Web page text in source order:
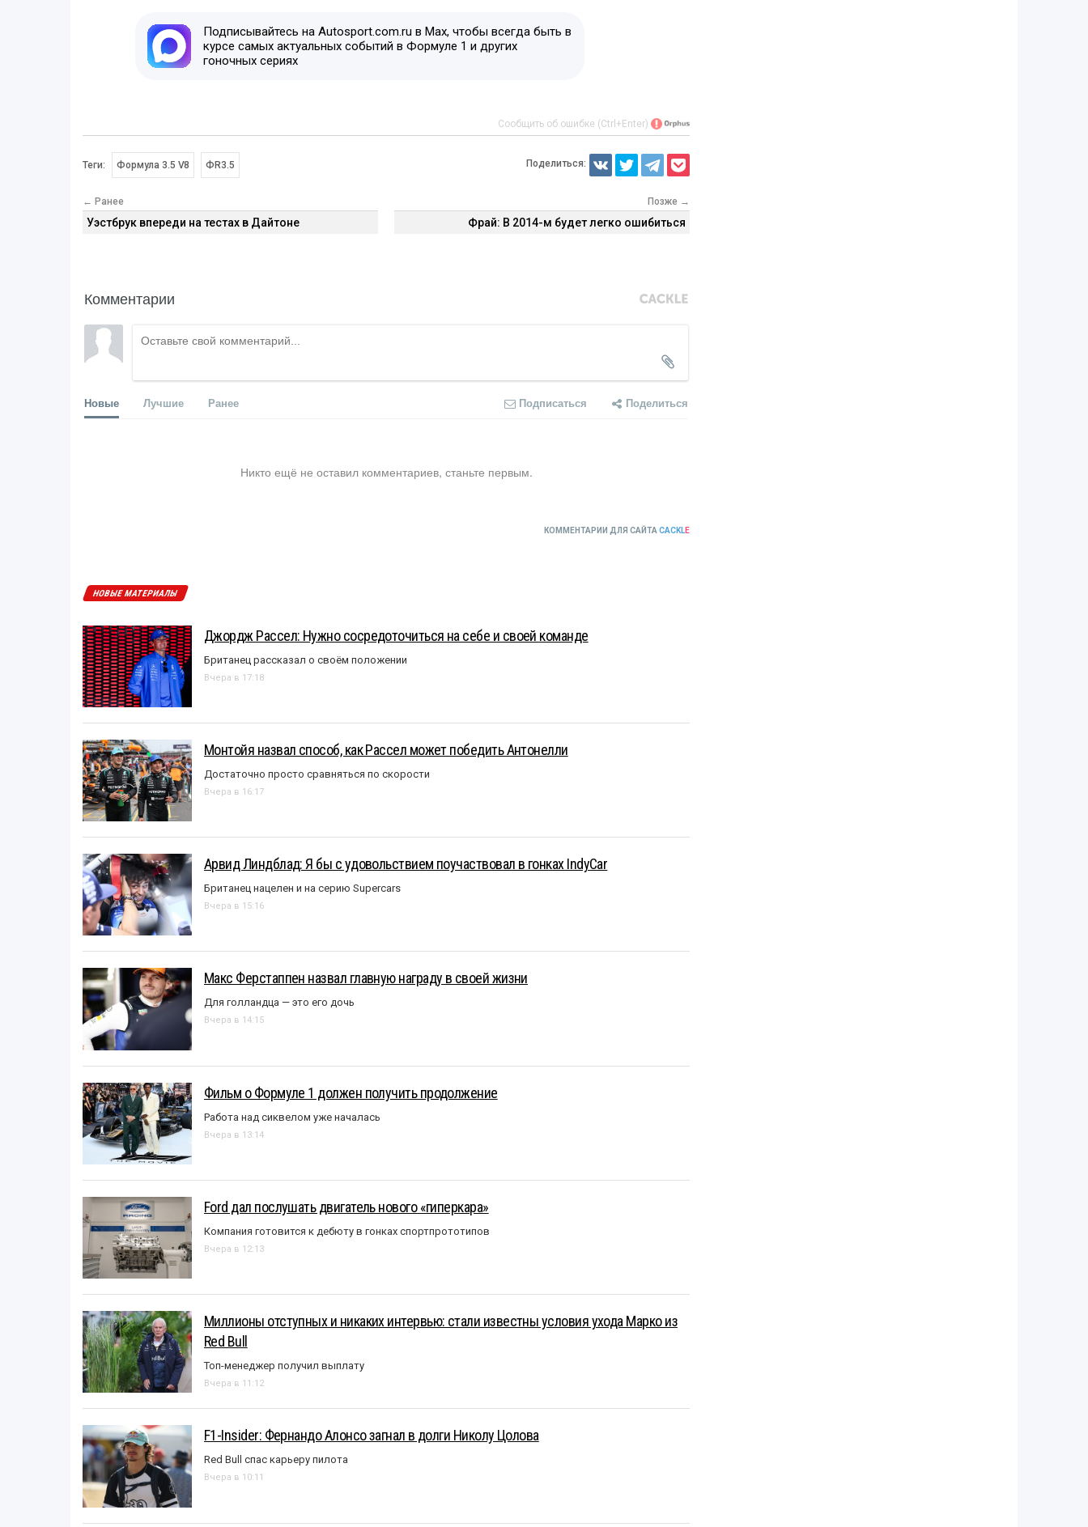
Подписывайтесь на Autosport.com.ru в Max, чтобы всегда быть в
курсе самых актуальных событий в Формуле 1 и других
гоночных сериях
Сообщить об ошибке (Ctrl+Enter)
Теги: Формула 3.5 V8 ФR3.5 Поделиться:
← Ранее
Уэстбрук впереди на тестах в Дайтоне
Позже →
Фрай: В 2014-м будет легко ошибиться
Комментарии
Новые Лучшие Ранее Подписаться Поделиться
Никто ещё не оставил комментариев, станьте первым.
КОММЕНТАРИИ ДЛЯ САЙТА CACKLE
НОВЫЕ МАТЕРИАЛЫ
Джордж Рассел: Нужно сосредоточиться на себе и своей команде
Британец рассказал о своём положении
Вчера в 17:18
Монтойя назвал способ, как Рассел может победить Антонелли
Достаточно просто сравняться по скорости
Вчера в 16:17
Арвид Линдблад: Я бы с удовольствием поучаствовал в гонках IndyCar
Британец нацелен и на серию Supercars
Вчера в 15:16
Макс Ферстаппен назвал главную награду в своей жизни
Для голландца — это его дочь
Вчера в 14:15
Фильм о Формуле 1 должен получить продолжение
Работа над сиквелом уже началась
Вчера в 13:14
Ford дал послушать двигатель нового «гиперкара»
Компания готовится к дебюту в гонках спортпрототипов
Вчера в 12:13
Миллионы отступных и никаких интервью: стали известны условия ухода Марко из
Red Bull
Топ-менеджер получил выплату
Вчера в 11:12
F1-Insider: Фернандо Алонсо загнал в долги Николу Цолова
Red Bull спас карьеру пилота
Вчера в 10:11